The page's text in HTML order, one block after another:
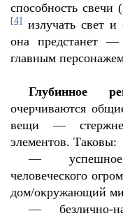
способность свечи
[4]
излучать свет и
она предстанет
главным
Глубинное
очерчиваются
вещи —
элементов. Таковы:
—
человеческого
дом/окружающий
—